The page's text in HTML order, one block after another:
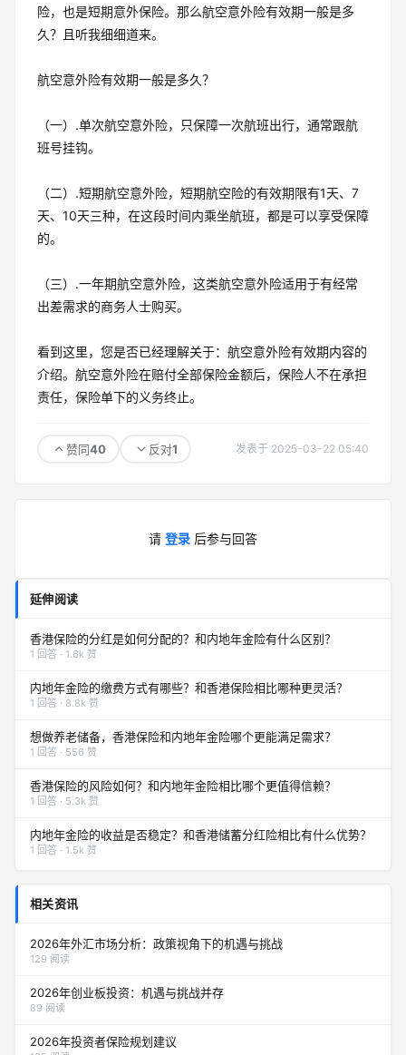
险，也是短期意外保险。那么航空意外险有效期一般是多
久？且听我细细道来。
航空意外险有效期一般是多久？
（一）.单次航空意外险，只保障一次航班出行，通常跟航
班号挂钩。
（二）.短期航空意外险，短期航空险的有效期限有1天、7
天、10天三种，在这段时间内乘坐航班，都是可以享受保障
的。
（三）.一年期航空意外险，这类航空意外险适用于有经常
出差需求的商务人士购买。
看到这里，您是否已经理解关于：航空意外险有效期内容的
介绍。航空意外险在赔付全部保险金额后，保险人不在承担
责任，保险单下的义务终止。
赞同40 反对1 发表于 2025-03-22 05:40
请 登录 后参与回答
延伸阅读
香港保险的分红是如何分配的？和内地年金险有什么区别？
1 回答 · 1.6k 赞
内地年金险的缴费方式有哪些？和香港保险相比哪种更灵活？
1 回答 · 8.8k 赞
想做养老储备，香港保险和内地年金险哪个更能满足需求？
1 回答 · 556 赞
香港保险的风险如何？和内地年金险相比哪个更值得信赖？
1 回答 · 5.3k 赞
内地年金险的收益是否稳定？和香港储蓄分红险相比有什么优势？
1 回答 · 1.5k 赞
相关资讯
2026年外汇市场分析：政策视角下的机遇与挑战
129 阅读
2026年创业板投资：机遇与挑战并存
89 阅读
2026年投资者保险规划建议